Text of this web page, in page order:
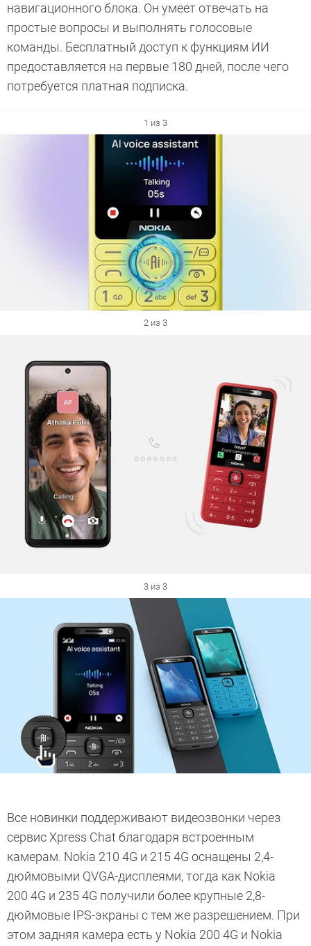
навигационного блока. Он умеет отвечать на
простые вопросы и выполнять голосовые
команды. Бесплатный доступ к функциям ИИ
предоставляется на первые 180 дней, после чего
потребуется платная подписка.
1 из 3
2 из 3
3 из 3
Все новинки поддерживают видеозвонки через
сервис Xpress Chat благодаря встроенным
камерам. Nokia 210 4G и 215 4G оснащены 2,4-
дюймовыми QVGA-дисплеями, тогда как Nokia
200 4G и 235 4G получили более крупные 2,8-
дюймовые IPS-экраны с тем же разрешением. При
этом задняя камера есть у Nokia 200 4G и Nokia